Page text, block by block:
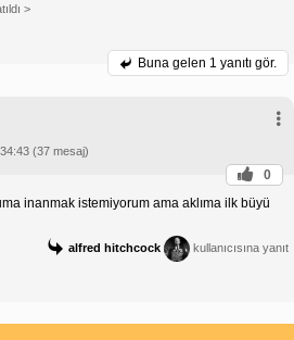
>
Buna gelen 1 yanıtı gör.
(37 mesaj)
0
inanmak istemiyorum ama aklıma ilk büyü
alfred hitchcock kullanıcısına yanıt